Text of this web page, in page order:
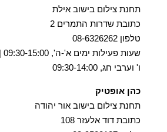
תחנת צילום בישוב אילת
כתובת שדרות התמרים 2
טלפון 08-6326262
ו' וערבי חג, 09:30-14:00
כהן אופטיק
תחנת צילום בישוב אור יהודה
כתובת דוד אלעזר 108